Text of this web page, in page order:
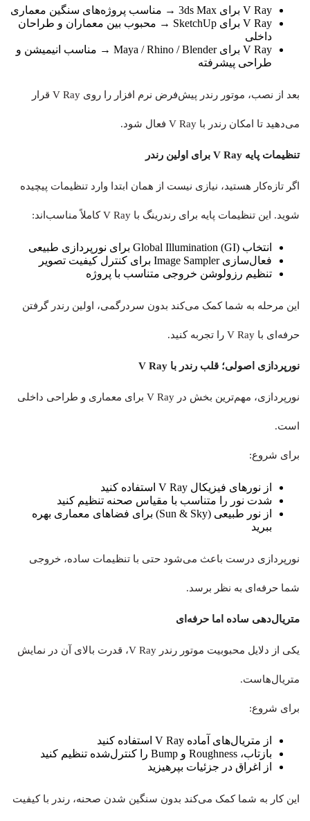
V Ray برای 3ds Max → مناسب پروژه‌های سنگین معماری
V Ray برای SketchUp → محبوب بین معماران و طراحان
داخلی
V Ray برای Maya / Rhino / Blender → مناسب انیمیشن و
طراحی پیشرفته
بعد از نصب، موتور رندر پیش‌فرض نرم‌ افزار را روی V Ray قرار
می‌دهید تا امکان رندر با V Ray فعال شود.
تنظیمات پایه V Ray برای اولین رندر
اگر تازه‌کار هستید، نیازی نیست از همان ابتدا وارد تنظیمات پیچیده
شوید. این تنظیمات پایه برای رندرینگ با V Ray کاملاً مناسب‌اند:
انتخاب Global Illumination (GI) برای نورپردازی طبیعی
فعال‌سازی Image Sampler برای کنترل کیفیت تصویر
تنظیم رزولوشن خروجی متناسب با پروژه
این مرحله به شما کمک می‌کند بدون سردرگمی، اولین رندر گرفتن
حرفه‌ای با V Ray را تجربه کنید.
نورپردازی اصولی؛ قلب رندر با V Ray
نورپردازی، مهم‌ترین بخش در V Ray برای معماری و طراحی داخلی
است.
برای شروع:
از نورهای فیزیکال V Ray استفاده کنید
شدت نور را متناسب با مقیاس صحنه تنظیم کنید
از نور طبیعی (Sun & Sky) برای فضاهای معماری بهره
ببرید
نورپردازی درست باعث می‌شود حتی با تنظیمات ساده، خروجی
شما حرفه‌ای به نظر برسد.
متریال‌دهی ساده اما حرفه‌ای
یکی از دلایل محبوبیت موتور رندر V Ray، قدرت بالای آن در نمایش
متریال‌هاست.
برای شروع:
از متریال‌های آماده V Ray استفاده کنید
بازتاب، Roughness و Bump را کنترل‌شده تنظیم کنید
از اغراق در جزئیات بپرهیزید
این کار به شما کمک می‌کند بدون سنگین شدن صحنه، رندر با کیفیت